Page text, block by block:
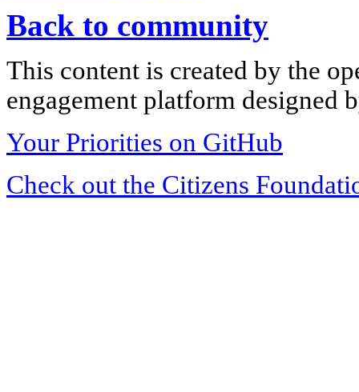
Back to community
This content is created by the
engagement platform designed
Your Priorities on GitHub
Check out the Citizens